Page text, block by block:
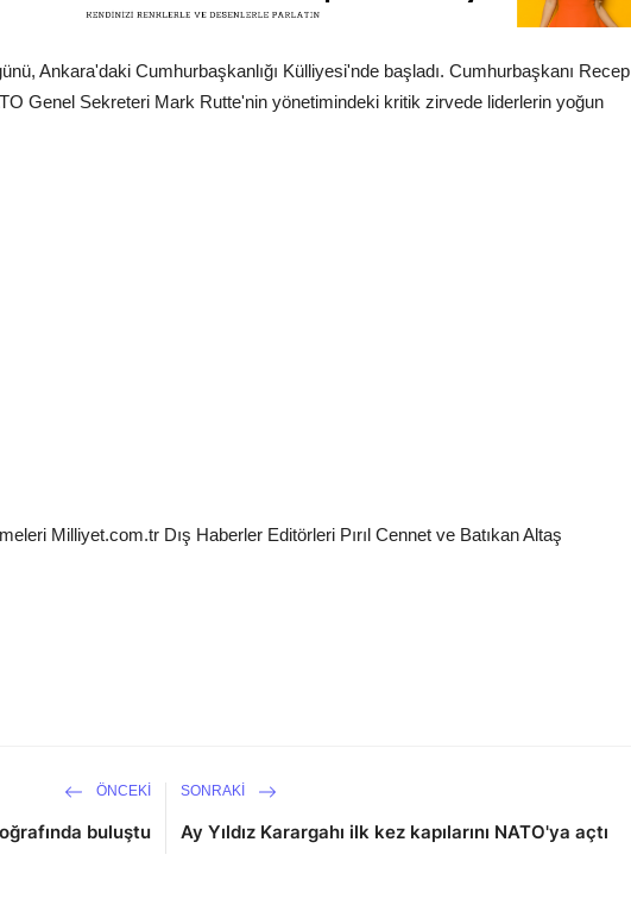
Ankara'daki Cumhurbaşkanlığı Külliyesi'nde başladı. Cumhurbaşkanı Recep
Genel Sekreteri Mark Rutte'nin yönetimindeki kritik zirvede liderlerin yoğun
Milliyet.com.tr Dış Haberler Editörleri Pırıl Cennet ve Batıkan Altaş
ÖNCEKI
buluştu
SONRAKI
Ay Yıldız Karargahı ilk kez kapılarını NATO'ya açtı